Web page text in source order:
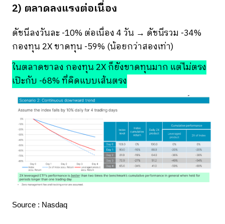
2) ตลาดลงแรงต่อเนื่อง
ดัชนีลงวันละ -10% ต่อเนื่อง 4 วัน → ดัชนีรวม -34%
กองทุน 2X ขาดทุน -59% (น้อยกว่าสองเท่า)
ในตลาดขาลง กองทุน 2X ก็ยังขาดทุนมาก แต่ไม่ตรง
เป๊ะกับ -68% ที่คิดแบบเส้นตรง
Source : Nasdaq